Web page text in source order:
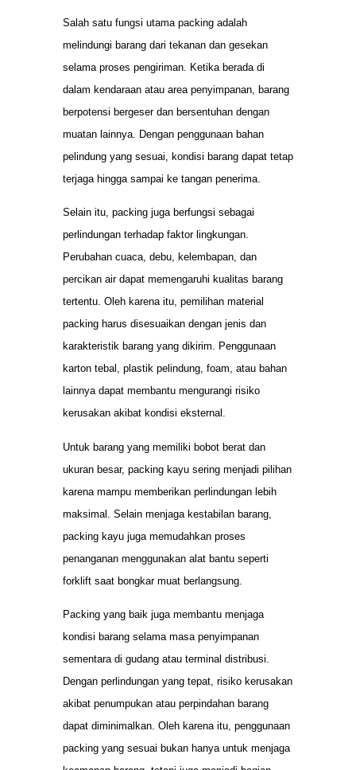
Salah satu fungsi utama packing adalah
melindungi barang dari tekanan dan gesekan
selama proses pengiriman. Ketika berada di
dalam kendaraan atau area penyimpanan, barang
berpotensi bergeser dan bersentuhan dengan
muatan lainnya. Dengan penggunaan bahan
pelindung yang sesuai, kondisi barang dapat tetap
terjaga hingga sampai ke tangan penerima.
Selain itu, packing juga berfungsi sebagai
perlindungan terhadap faktor lingkungan.
Perubahan cuaca, debu, kelembapan, dan
percikan air dapat memengaruhi kualitas barang
tertentu. Oleh karena itu, pemilihan material
packing harus disesuaikan dengan jenis dan
karakteristik barang yang dikirim. Penggunaan
karton tebal, plastik pelindung, foam, atau bahan
lainnya dapat membantu mengurangi risiko
kerusakan akibat kondisi eksternal.
Untuk barang yang memiliki bobot berat dan
ukuran besar, packing kayu sering menjadi pilihan
karena mampu memberikan perlindungan lebih
maksimal. Selain menjaga kestabilan barang,
packing kayu juga memudahkan proses
penanganan menggunakan alat bantu seperti
forklift saat bongkar muat berlangsung.
Packing yang baik juga membantu menjaga
kondisi barang selama masa penyimpanan
sementara di gudang atau terminal distribusi.
Dengan perlindungan yang tepat, risiko kerusakan
akibat penumpukan atau perpindahan barang
dapat diminimalkan. Oleh karena itu, penggunaan
packing yang sesuai bukan hanya untuk menjaga